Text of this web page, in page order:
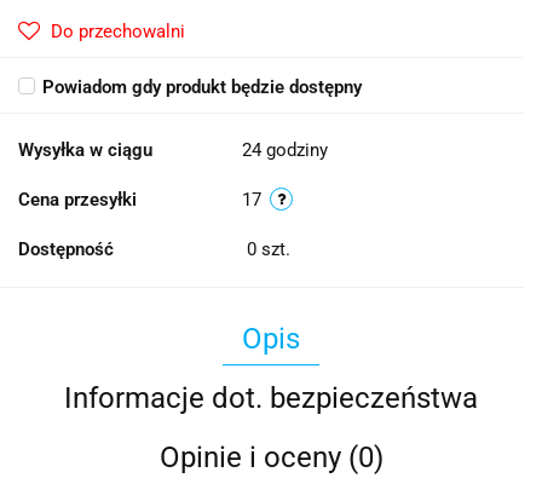
Do przechowalni
Powiadom gdy produkt będzie dostępny
Wysyłka w ciągu 24 godziny
Cena przesyłki 17
Dostępność 0 szt.
Opis
Informacje dot. bezpieczeństwa
Opinie i oceny (0)